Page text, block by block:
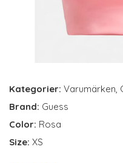
Kategorier: Varumärken,
Brand: Guess
Color: Rosa
Size: XS